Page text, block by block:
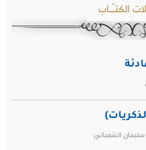
الكتـّـاب
الشعباني